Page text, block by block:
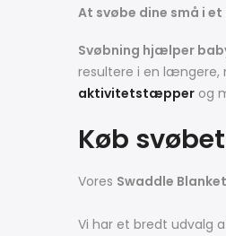
At svøbe dine små i
Svøbning hjælper
resultere i en længere,
aktivitetstæpper og
Køb
Vores Swaddle Blanket
Vi har et bredt udvalg